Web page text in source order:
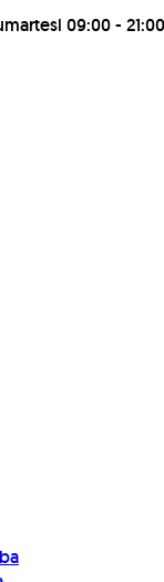
09:00 - 21:00